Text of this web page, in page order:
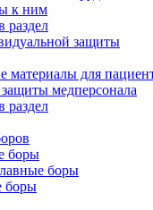
к ним
раздел
защиты
материалы для
медперсонала
раздел
боры
боры
боры